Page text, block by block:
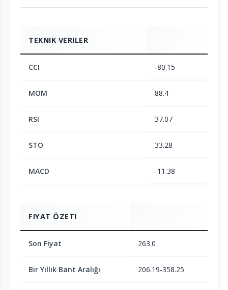
TEKNIK VERILER
CCI -80.15
MOM 88.4
RSI 37.07
STO 33.28
MACD -11.38
FIYAT ÖZETI
Son Fiyat 263.0
Bir Yıllık Bant Aralığı 206.19-358.25